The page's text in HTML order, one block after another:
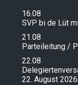
16.08
SVP bi de Lüt
21.08
Parteileitung /
22.08
22. August 2026